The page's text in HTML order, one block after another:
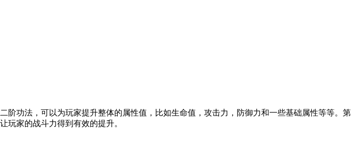
功法，可以为玩家提升整体的属性值，比如生命值，攻击力，防御力和一些基础属性等等。第
玩家的战斗力得到有效的提升。